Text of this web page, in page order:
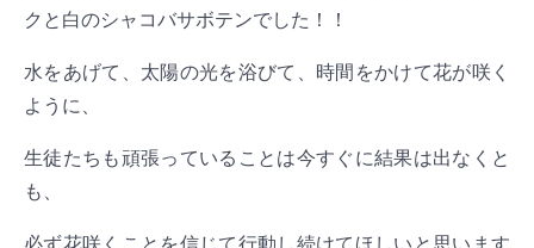
クと白のシャコバサボテンでした！！
水をあげて、太陽の光を浴びて、時間をかけて花が咲く
ように、
生徒たちも頑張っていることは今すぐに結果は出なくと
も、
必ず花咲くことを信じて行動し続けてほしいと思います